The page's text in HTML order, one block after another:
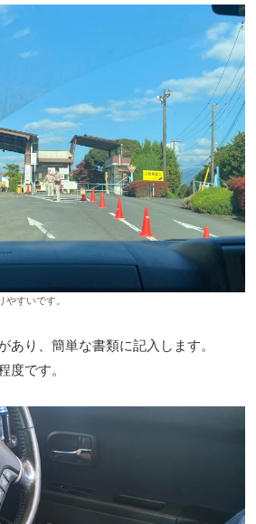
すいです。
あり、簡単な書類に記入します。
度です。